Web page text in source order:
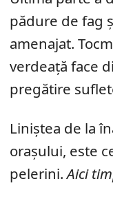
pădure de fag
amenajat.
verdeață face
pregătire
Liniștea de la
orașului, este
pelerini.Aici